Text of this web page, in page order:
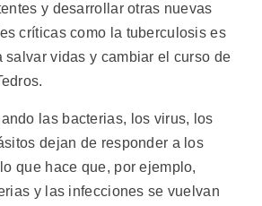
y desarrollar otras nuevas
críticas como la tuberculosis es
salvar vidas y cambiar el curso de
las bacterias, los virus, los
dejan de responder a los
que hace que, por ejemplo,
y las infecciones se vuelvan